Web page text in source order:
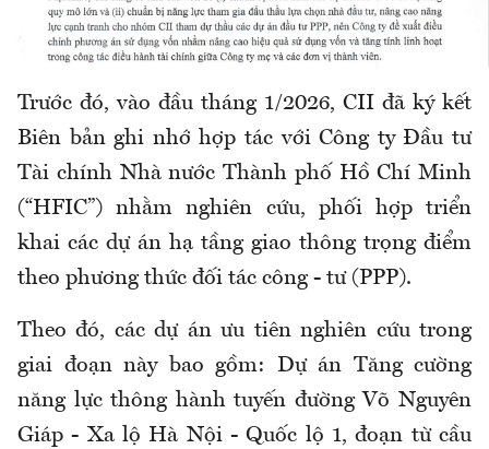
Trước đó, vào đầu tháng 1/2026, CII đã ký kết
Biên bản ghi nhớ hợp tác với Công ty Đầu tư
Tài chính Nhà nước Thành phố Hồ Chí Minh
(“HFIC”) nhằm nghiên cứu, phối hợp triển
khai các dự án hạ tầng giao thông trọng điểm
theo phương thức đối tác công - tư (PPP).
Theo đó, các dự án ưu tiên nghiên cứu trong
giai đoạn này bao gồm: Dự án Tăng cường
năng lực thông hành tuyến đường Võ Nguyên
Giáp - Xa lộ Hà Nội - Quốc lộ 1, đoạn từ cầu